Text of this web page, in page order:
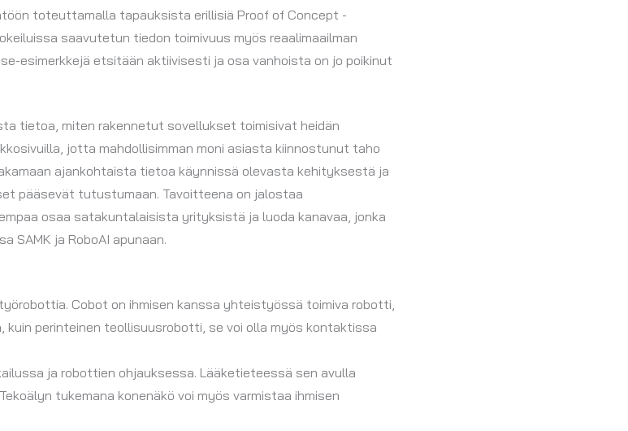
toteuttamalla tapauksista erillisiä Proof of Concept -
saavutetun tiedon toimivuus myös reaalimaailman
esimerkkejä etsitään aktiivisesti ja osa vanhoista on jo poikinut
tietoa, miten rakennetut sovellukset toimisivat heidän
jotta mahdollisimman moni asiasta kiinnostunut taho
ajankohtaista tietoa käynnissä olevasta kehityksestä ja
pääsevät tutustumaan. Tavoitteena on jalostaa
osaa satakuntalaisista yrityksistä ja luoda kanavaa, jonka
SAMK ja RoboAI apunaan.
Cobot on ihmisen kanssa yhteistyössä toimiva robotti,
perinteinen teollisuusrobotti, se voi olla myös kontaktissa
ja robottien ohjauksessa. Lääketieteessä sen avulla
tukemana konenäkö voi myös varmistaa ihmisen